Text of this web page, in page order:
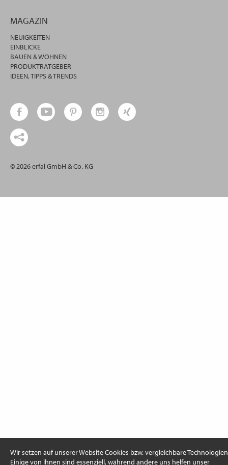
Wir setzen auf unserer Website Cookies bzw. vergleichbare
Einige von ihnen sind essenziell, während andere uns helfen unser
MAGAZIN
NEUIGKEITEN
EINBLICKE
BAUEN & WOHNEN
PRODUKTRATGEBER
IDEEN, TIPPS & TRENDS
© 2026 erfal GmbH & Co. KG